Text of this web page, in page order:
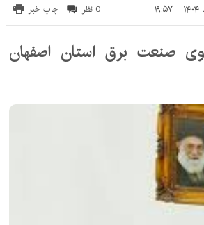
چاپ خبر 0 نظر
صنعت برق استان اصفهان